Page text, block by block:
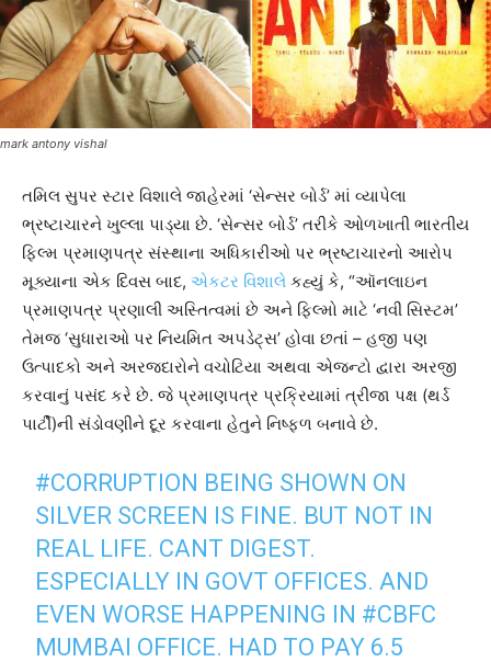
mark antony vishal
તમિલ સુપર સ્ટાર વિશાલે જાહેરમાં ‘સેન્સર બોર્ડ’ માં વ્યાપેલા
ભ્રષ્ટાચારને ખુલ્લા પાડ્યા છે. ‘સેન્સર બોર્ડ’ તરીકે ઓળખાતી ભારતીય
ફિલ્મ પ્રમાણપત્ર સંસ્થાના અધિકારીઓ પર ભ્રષ્ટાચારનો આરોપ
મૂક્યાના એક દિવસ બાદ, એકટર વિશાલે કહ્યું કે, “ઑનલાઇન
પ્રમાણપત્ર પ્રણાલી અસ્તિત્વમાં છે અને ફિલ્મો માટે ‘નવી સિસ્ટમ’
તેમજ ‘સુધારાઓ પર નિયમિત અપડેટ્સ’ હોવા છતાં – હજી પણ
ઉત્પાદકો અને અરજદારોને વચોટિયા અથવા એજન્ટો દ્વારા અરજી
કરવાનું પસંદ કરે છે. જે પ્રમાણપત્ર પ્રક્રિયામાં ત્રીજા પક્ષ (થર્ડ
પાર્ટી)ની સંડોવણીને દૂર કરવાના હેતુને નિષ્ફળ બનાવે છે.
#CORRUPTION BEING SHOWN ON
SILVER SCREEN IS FINE. BUT NOT IN
REAL LIFE. CANT DIGEST.
ESPECIALLY IN GOVT OFFICES. AND
EVEN WORSE HAPPENING IN #CBFC
MUMBAI OFFICE. HAD TO PAY 6.5